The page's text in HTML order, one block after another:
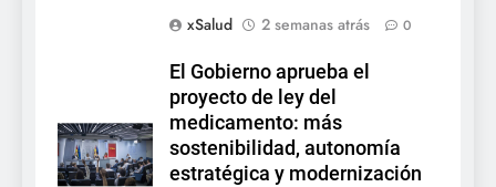
xSalud
2 semanas atrás 0
El Gobierno aprueba el
proyecto de ley del
medicamento: más
sostenibilidad, autonomía
estratégica y modernización